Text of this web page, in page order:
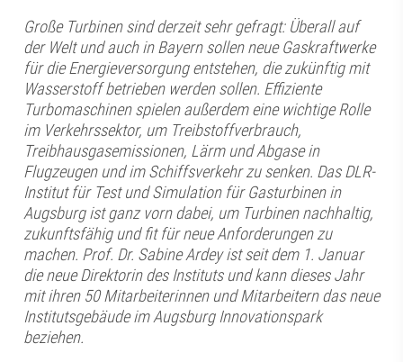
Große Turbinen sind derzeit sehr gefragt: Überall auf
der Welt und auch in Bayern sollen neue Gaskraftwerke
für die Energieversorgung entstehen, die zukünftig mit
Wasserstoff betrieben werden sollen. Effiziente
Turbomaschinen spielen außerdem eine wichtige Rolle
im Verkehrssektor, um Treibstoffverbrauch,
Treibhausgasemissionen, Lärm und Abgase in
Flugzeugen und im Schiffsverkehr zu senken. Das DLR-
Institut für Test und Simulation für Gasturbinen in
Augsburg ist ganz vorn dabei, um Turbinen nachhaltig,
zukunftsfähig und fit für neue Anforderungen zu
machen. Prof. Dr. Sabine Ardey ist seit dem 1. Januar
die neue Direktorin des Instituts und kann dieses Jahr
mit ihren 50 Mitarbeiterinnen und Mitarbeitern das neue
Institutsgebäude im Augsburg Innovationspark
beziehen.